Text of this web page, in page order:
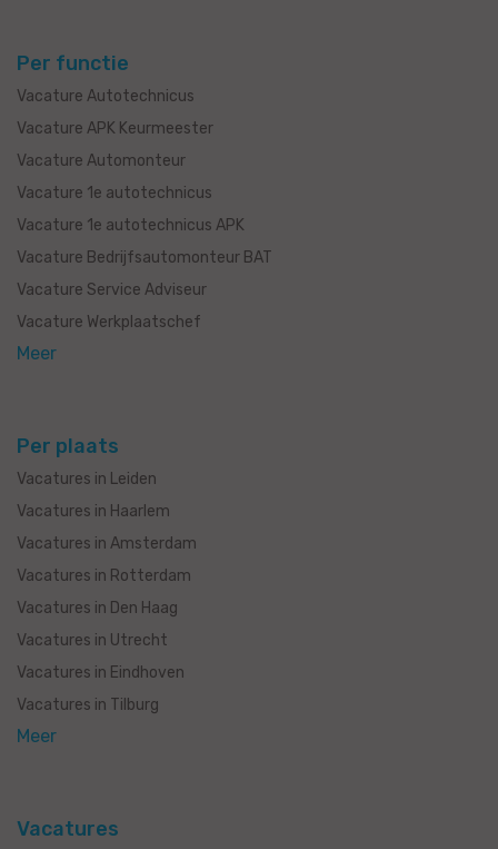
Per functie
Vacature Autotechnicus
Vacature APK Keurmeester
Vacature Automonteur
Vacature 1e autotechnicus
Vacature 1e autotechnicus APK
Vacature Bedrijfsautomonteur BAT
Vacature Service Adviseur
Vacature Werkplaatschef
Meer
Per plaats
Vacatures in Leiden
Vacatures in Haarlem
Vacatures in Amsterdam
Vacatures in Rotterdam
Vacatures in Den Haag
Vacatures in Utrecht
Vacatures in Eindhoven
Vacatures in Tilburg
Meer
Vacatures